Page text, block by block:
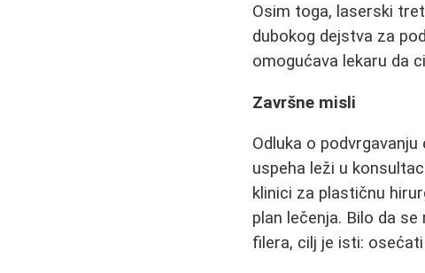
Osim toga, laserski
dubokog dejstva za
omogućava lekaru da
Završne misli
Odluka o
uspeha leži u
klinici za plastičnu
plan lečenja. Bilo da
filera, cilj je isti: